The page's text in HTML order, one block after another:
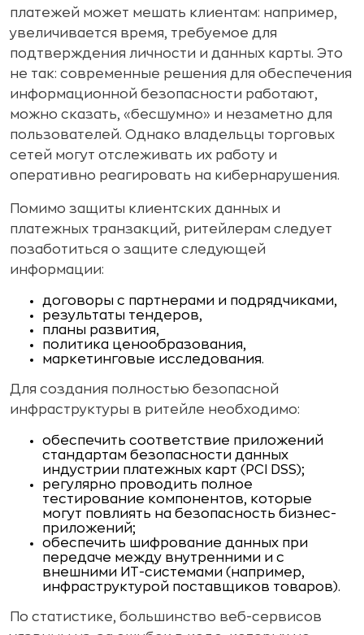
платежей может мешать клиентам: например,
увеличивается время, требуемое для
подтверждения личности и данных карты. Это
не так: современные решения для обеспечения
информационной безопасности работают,
можно сказать, «бесшумно» и незаметно для
пользователей. Однако владельцы торговых
сетей могут отслеживать их работу и
оперативно реагировать на кибернарушения.
Помимо защиты клиентских данных и
платежных транзакций, ритейлерам следует
позаботиться о защите следующей
информации:
договоры с партнерами и подрядчиками,
результаты тендеров,
планы развития,
политика ценообразования,
маркетинговые исследования.
Для создания полностью безопасной
инфраструктуры в ритейле необходимо:
обеспечить соответствие приложений
стандартам безопасности данных
индустрии платежных карт (PCI DSS);
регулярно проводить полное
тестирование компонентов, которые
могут повлиять на безопасность бизнес-
приложений;
обеспечить шифрование данных при
передаче между внутренними и с
внешними ИТ-системами (например,
инфраструктурой поставщиков товаров).
По статистике, большинство веб-сервисов